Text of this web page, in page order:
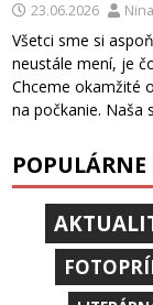
23.06.2026
Všetci sme si
neustále mení, je
Chceme okamžité
na počkanie.